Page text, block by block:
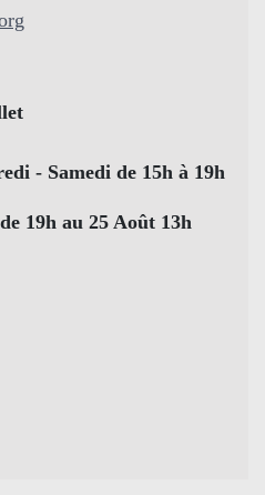
- Samedi de 15h à 19h
19h au 25 Août 13h